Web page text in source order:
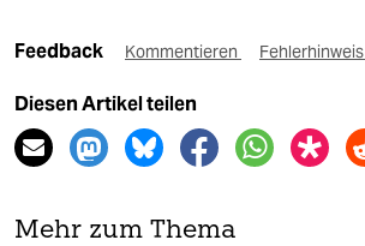
Feedback Kommentieren Fehlerhinweis
Diesen Artikel teilen
Mehr zum Thema